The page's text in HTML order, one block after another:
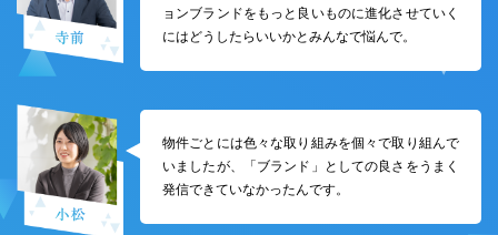
ョンブランドをもっと良いものに進化させていく
にはどうしたらいいかとみんなで悩んで。
物件ごとには色々な取り組みを個々で取り組んで
いましたが、「ブランド」としての良さをうまく
発信できていなかったんです。